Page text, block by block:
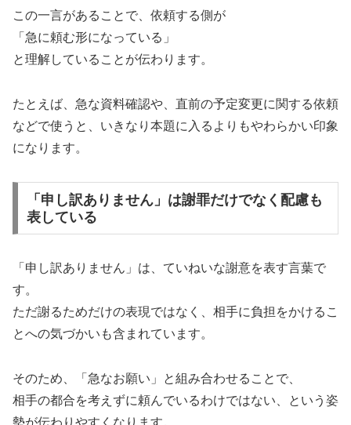
この一言があることで、依頼する側が
「急に頼む形になっている」
と理解していることが伝わります。
たとえば、急な資料確認や、直前の予定変更に関する依頼
などで使うと、いきなり本題に入るよりもやわらかい印象
になります。
「申し訳ありません」は謝罪だけでなく配慮も
表している
「申し訳ありません」は、ていねいな謝意を表す言葉で
す。
ただ謝るためだけの表現ではなく、相手に負担をかけるこ
とへの気づかいも含まれています。
そのため、「急なお願い」と組み合わせることで、
相手の都合を考えずに頼んでいるわけではない、という姿